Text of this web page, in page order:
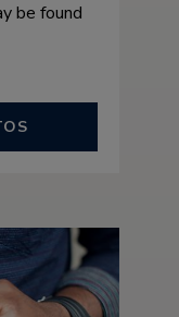
be found